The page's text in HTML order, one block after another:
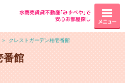
水商売賃貸不動産｢みずべや｣で
安心お部屋探し
メニュー
＞ クレストガーデン柏壱番館
番館